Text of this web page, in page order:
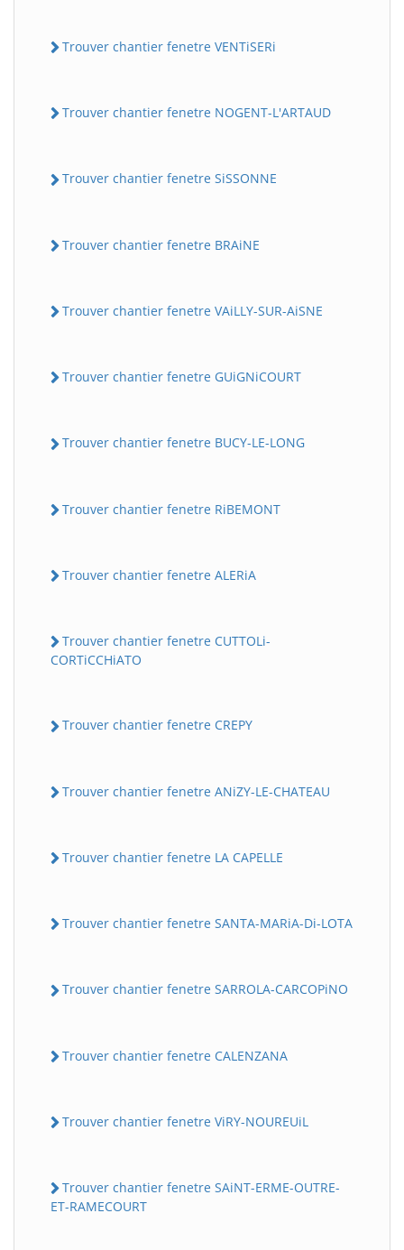
Trouver chantier fenetre VENTiSERi
Trouver chantier fenetre NOGENT-L'ARTAUD
Trouver chantier fenetre SiSSONNE
Trouver chantier fenetre BRAiNE
Trouver chantier fenetre VAiLLY-SUR-AiSNE
Trouver chantier fenetre GUiGNiCOURT
Trouver chantier fenetre BUCY-LE-LONG
Trouver chantier fenetre RiBEMONT
Trouver chantier fenetre ALERiA
Trouver chantier fenetre CUTTOLi-
CORTiCCHiATO
Trouver chantier fenetre CREPY
Trouver chantier fenetre ANiZY-LE-CHATEAU
Trouver chantier fenetre LA CAPELLE
Trouver chantier fenetre SANTA-MARiA-Di-LOTA
Trouver chantier fenetre SARROLA-CARCOPiNO
Trouver chantier fenetre CALENZANA
Trouver chantier fenetre ViRY-NOUREUiL
Trouver chantier fenetre SAiNT-ERME-OUTRE-
ET-RAMECOURT